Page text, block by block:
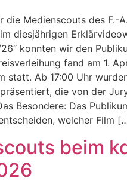
die Medi­en­scouts des F.-
diesjähri­gen
kon­nten wir den
fand am 1.
statt. Ab 17:00 Uhr
die von der
Beson­dere: Das
welch­er Film
beim